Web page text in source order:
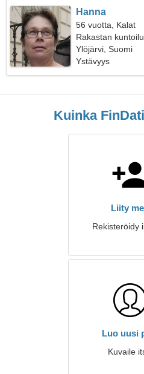
Hanna
56 vuotta, Kalat
Rakastan
Ylöjärvi, Suomi
Ystävyys
Kuinka
Liity
Rekisteröidy
Luo uusi
Kuvaile